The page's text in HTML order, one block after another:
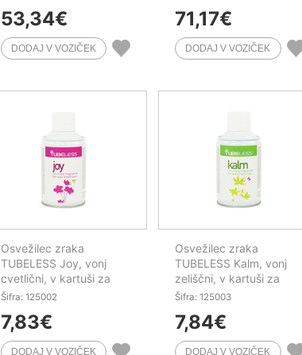
53,34€ 71,17€
Osvežilec zraka
TUBELESS Joy, vonj
cvetlični, v kartuši za
dozer, 195 ml
Šifra: 125002
7,83€
Osvežilec zraka
TUBELESS Kalm, vonj
zeliščni, v kartuši za
dozer, 195 ml
Šifra: 125003
7,84€